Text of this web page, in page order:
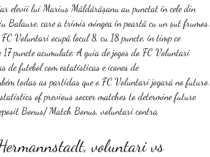
elevii lui Marius Măldărășanu au punctat în cele din
care a trimis mingea în poartă cu un șut frumos.
Voluntari ocupă locul 8, cu 18 puncte, în timp ce
puncte acumulate. A guia de jogos do FC Voluntari
futebol com estatísticas e ícones de
todas as partidas que o FC Voluntari jogará no futuro.
of previous soccer matches to determine future
Bonus/ Match Bonus, voluntari contra
voluntari vs